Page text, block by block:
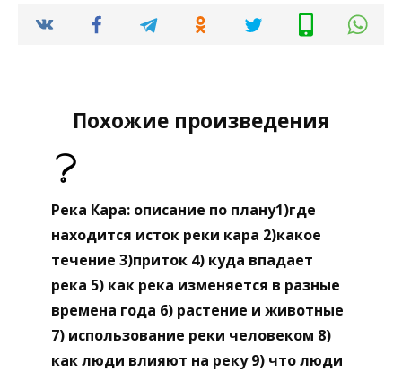
Похожие произведения
Река Кара: описание по плану1)где
находится исток реки кара 2)какое
течение 3)приток 4) куда впадает
река 5) как река изменяется в разные
времена года 6) растение и животные
7) использование реки человеком 8)
как люди влияют на реку 9) что люди